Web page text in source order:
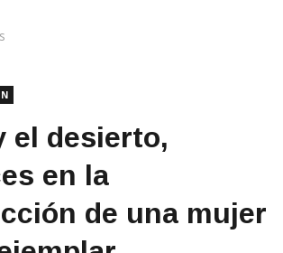
el desierto,
en la
de una mujer